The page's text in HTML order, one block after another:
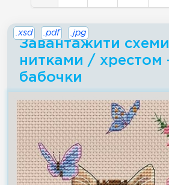
Завантажити
нитками / хрестом
бабочки
.xsd .pdf .jpg